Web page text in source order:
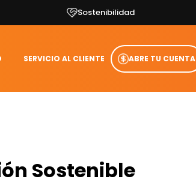
Sostenibilidad
SERVICIO AL CLIENTE ABRE TU CUENTA
Sostenible